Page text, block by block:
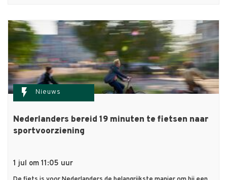
flash_on Nieuws
Nederlanders bereid 19 minuten te fietsen naar
sportvoorziening
1 jul om 11:05 uur